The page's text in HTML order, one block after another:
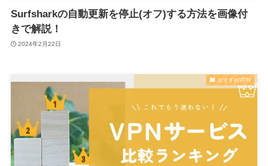
Surfsharkの自動更新を停止(オフ)する方法を画像付
きで解説！
2024年2月22日
おすすめVPN